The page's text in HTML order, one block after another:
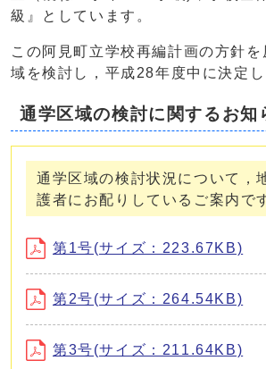
級』としています。
この阿見町立学校再編計画の方針を
域を検討し，平成28年度中に決定し
通学区域の検討に関するお知
通学区域の検討状況について，
護者にお配りしているご案内で
第1号(サイズ：223.67KB)
第2号(サイズ：264.54KB)
第3号(サイズ：211.64KB)